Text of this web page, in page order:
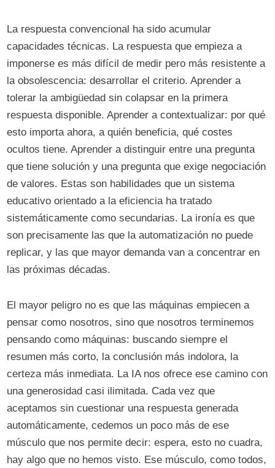
La respuesta convencional ha sido acumular
capacidades técnicas. La respuesta que empieza a
imponerse es más difícil de medir pero más resistente a
la obsolescencia: desarrollar el criterio. Aprender a
tolerar la ambigüedad sin colapsar en la primera
respuesta disponible. Aprender a contextualizar: por qué
esto importa ahora, a quién beneficia, qué costes
ocultos tiene. Aprender a distinguir entre una pregunta
que tiene solución y una pregunta que exige negociación
de valores. Estas son habilidades que un sistema
educativo orientado a la eficiencia ha tratado
sistemáticamente como secundarias. La ironía es que
son precisamente las que la automatización no puede
replicar, y las que mayor demanda van a concentrar en
las próximas décadas.
El mayor peligro no es que las máquinas empiecen a
pensar como nosotros, sino que nosotros terminemos
pensando como máquinas: buscando siempre el
resumen más corto, la conclusión más indolora, la
certeza más inmediata. La IA nos ofrece ese camino con
una generosidad casi ilimitada. Cada vez que
aceptamos sin cuestionar una respuesta generada
automáticamente, cedemos un poco más de ese
músculo que nos permite decir: espera, esto no cuadra,
hay algo que no hemos visto. Ese músculo, como todos,